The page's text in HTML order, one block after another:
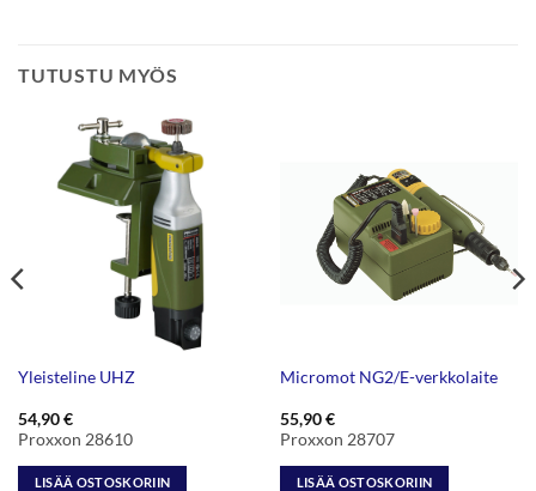
TUTUSTU MYÖS
Yleisteline UHZ
54,90€
Proxxon 28610
LISÄÄ OSTOSKORIIN
Micromot NG2/E-verkkolaite
55,90€
Proxxon 28707
LISÄÄ OSTOSKORIIN